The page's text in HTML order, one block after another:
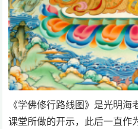
《学佛修行路线图》是光明
课堂所做的开示，此后一直作